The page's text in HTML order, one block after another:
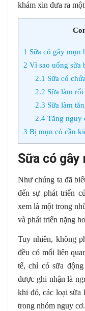
khám xin đưa ra
1 Sữa có gây mụn
2 Vì sao uống sữa
2.1 Sữa có
2.2 Sữa làm
2.3 Sữa làm
2.4Tăng nguy
3 Bị mụn có cần
Sữa có gây
Như chúng ta đã
đến sự phát triển
xem là một trong
và phát triển nặng
Tuy nhiên, không
đều có mối liên
tế, chỉ có sữa
được ghi nhận là
khi đó, các loại sữa
trong nhóm nguy cơ.